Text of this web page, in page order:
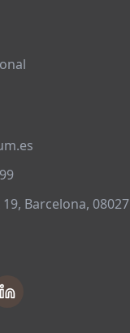
Barcelona, 08027